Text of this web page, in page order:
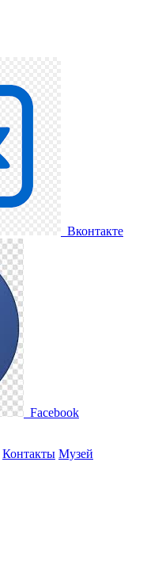
Вконтакте
Facebook
Контакты Музей